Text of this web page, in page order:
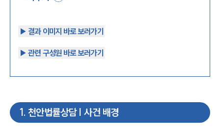
▶︎ 결과 이미지 바로 보러가기
▶︎ 관련 구성원 바로 보러가기
1. 천안법률상담 | 사건 배경